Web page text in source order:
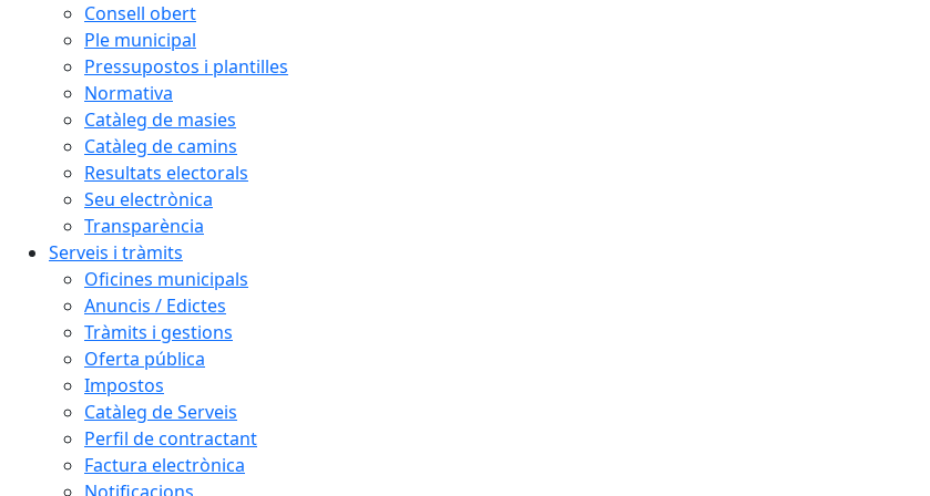
Consell obert
Ple municipal
Pressupostos i plantilles
Normativa
Catàleg de masies
Catàleg de camins
Resultats electorals
Seu electrònica
Transparència
Serveis i tràmits
Oficines municipals
Anuncis / Edictes
Tràmits i gestions
Oferta pública
Impostos
Catàleg de Serveis
Perfil de contractant
Factura electrònica